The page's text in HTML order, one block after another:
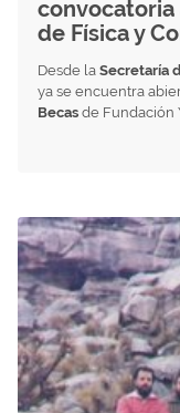
de Física y
Desde la Secretaría
ya se encuentra
Becas de Fundación